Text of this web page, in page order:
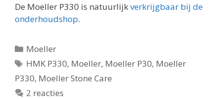
De Moeller P330 is natuurlijkverkrijgbaar bij de
onderhoudshop.
Categorieën
Moeller
Tags
HMK P330, Moeller, Moeller P30, Moeller
P330, Moeller Stone Care
2 reacties